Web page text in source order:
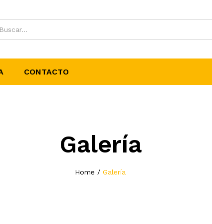
CONTACTO
Galería
Home / Galería